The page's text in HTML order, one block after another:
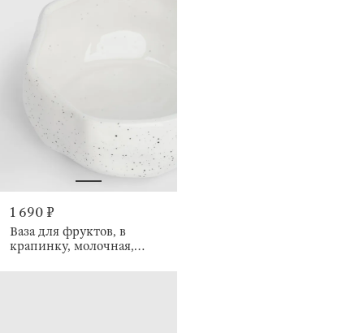
1 690 ₽
Ваза для фруктов, в
крапинку, молочная,